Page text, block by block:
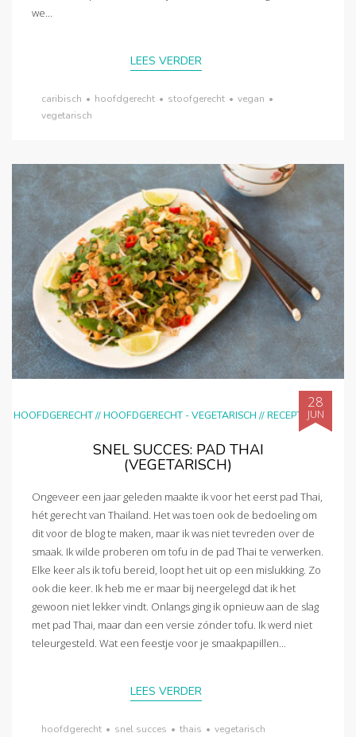
we...
LEES VERDER
caribisch • hoofdgerecht • stoofgerecht • vegan •
vegetarisch
HOOFDGERECHT//HOOFDGERECHT - VEGETARISCH //RECEPTEN
28
JUN
SNEL SUCCES: PAD THAI
(VEGETARISCH)
Ongeveer een jaar geleden maakte ik voor het eerst pad Thai,
hét gerecht van Thailand. Het was toen ook de bedoeling om
dit voor de blog te maken, maar ik was niet tevreden over de
smaak. Ik wilde proberen om tofu in de pad Thai te verwerken.
Elke keer als ik tofu bereid, loopt het uit op een mislukking. Zo
ook die keer. Ik heb me er maar bij neergelegd dat ik het
gewoon niet lekker vindt. Onlangs ging ik opnieuw aan de slag
met pad Thai, maar dan een versie zónder tofu. Ik werd niet
teleurgesteld. Wat een feestje voor je smaakpapillen...
LEES VERDER
hoofdgerecht • snel succes • thais • vegetarisch